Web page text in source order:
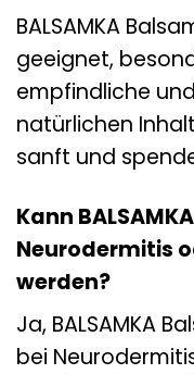
BALSAMKA
geeignet,
empfindliche
natürlichen
sanft und
Kann
Neurodermitis
werden?
Ja, BALSAMKA
bei